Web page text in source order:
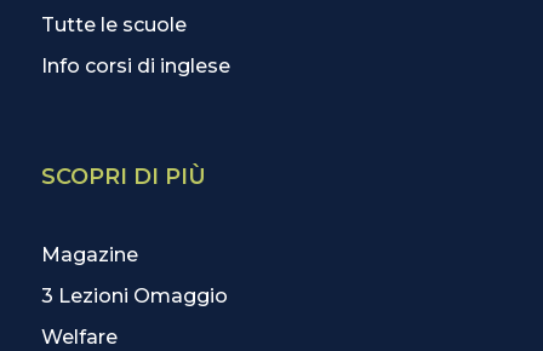
Tutte le scuole
Info corsi di inglese
SCOPRI DI PIÙ
Magazine
3 Lezioni Omaggio
Welfare